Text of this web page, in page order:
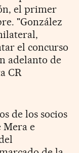
el primer
"González
el concurso
adelanto de
CR
de los socios
Mera e